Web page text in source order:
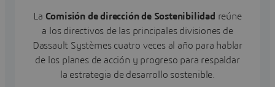
La Comisión de dirección de Sostenibilidad reúne
a los directivos de las principales divisiones de
Dassault Systèmes cuatro veces al año para hablar
de los planes de acción y progreso para respaldar
la estrategia de desarrollo sostenible.